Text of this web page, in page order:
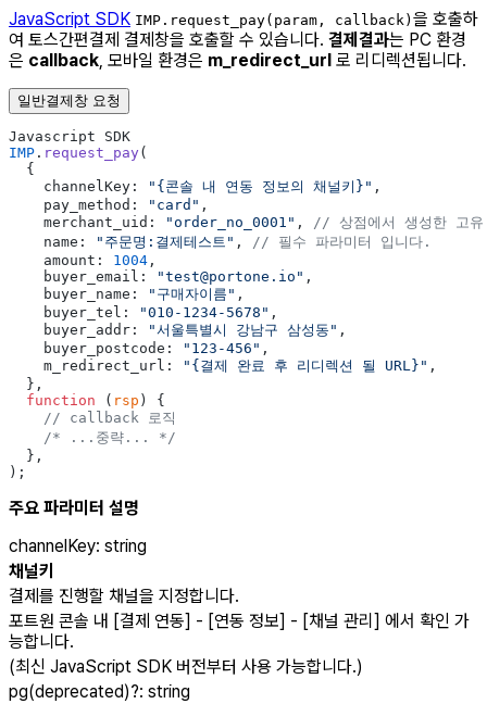
JavaScript SDK IMP.request_pay(param, callback) 을 호출하
여 토스간편결제 결제창을 호출할 수 있습니다. 결제결과는 PC 환경
은 callback, 모바일 환경은 m_redirect_url 로 리디렉션됩니다.
일반결제창 요청
Javascript SDK
IMP . request_pay(
  {
    channelKey:
"{콘솔 내 연동 정보의 채널키}" ,
    pay_method:
"card" ,
    merchant_uid:
"order_no_0001" , // 상점에서 생성한 고유
    name:
"주문명:결제테스트" , // 필수 파라미터 입니다.
    amount:
1004 ,
    buyer_email:
"test@portone.io" ,
    buyer_name:
"구매자이름" ,
    buyer_tel:
"010-1234-5678" ,
    buyer_addr:
"서울특별시 강남구 삼성동" ,
    buyer_postcode:
"123-456" ,
    m_redirect_url:
"{결제 완료 후 리디렉션 될 URL}" ,
  },
  function
( rsp ) {
    // callback 로직
    /* ...중략... */
  },
);
주요 파라미터 설명
channelKey: string
채널키
결제를 진행할 채널을 지정합니다.
포트원 콘솔 내 [결제 연동] - [연동 정보] - [채널 관리] 에서 확인 가
능합니다.
(최신 JavaScript SDK 버전부터 사용 가능합니다.)
pg(deprecated)?: string